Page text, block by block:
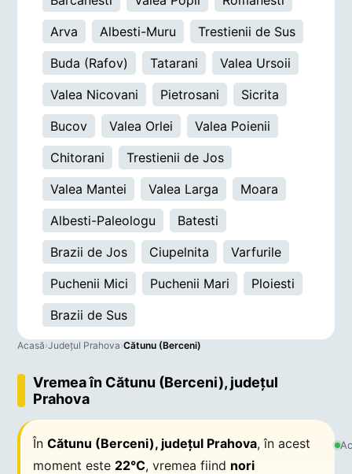
Arva
Albesti-Muru
Trestienii de Sus
Buda (Rafov)
Tatarani
Valea Ursoii
Valea Nicovani
Pietrosani
Sicrita
Bucov
Valea Orlei
Valea Poienii
Chitorani
Trestienii de Jos
Valea Mantei
Valea Larga
Moara
Albesti-Paleologu
Batesti
Brazii de Jos
Ciupelnita
Varfurile
Puchenii Mici
Puchenii Mari
Ploiesti
Brazii de Sus
Acasă›Județul Prahova›Cătunu (Berceni)
Vremea în Cătunu (Berceni), județul
Prahova
ÎnCătunu (Berceni), județul Prahova, în acest
moment este 22°C, vremea fiind nori